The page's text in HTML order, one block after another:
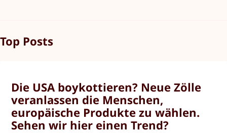
Top Posts
Die USA boykottieren? Neue Zölle
veranlassen die Menschen,
europäische Produkte zu wählen.
Sehen wir hier einen Trend?